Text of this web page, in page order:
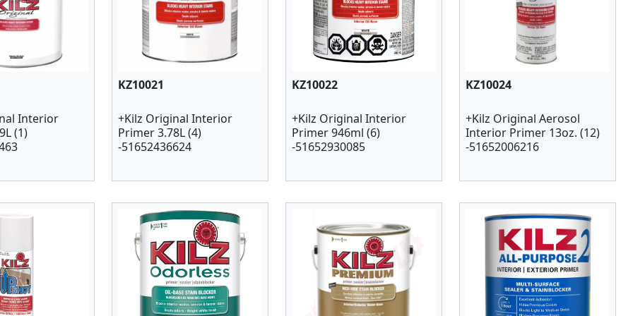
Interior
(1)
KZ10021
+Kilz Original Interior
Primer 3.78L (4)
-51652436624
KZ10022
+Kilz Original Interior
Primer 946ml (6)
-51652930085
KZ10024
+Kilz Original Aerosol
Interior Primer 13oz. (12)
-51652006216